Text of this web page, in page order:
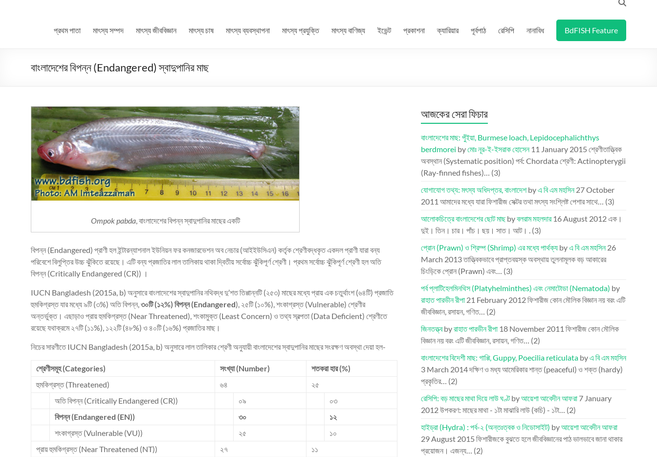
প্রথম পাতা মাৎস্য সম্পদ মাৎস্য জীববিজ্ঞান মাৎস্য চাষ মাৎস্য ব্যবস্থাপনা মাৎস্য প্রযুক্তি মাৎস্য বাণিজ্য ইভেন্ট প্রকাশনা ক্যারিয়ার পূর্বপাঠ রেসিপি নানাবিধ BdFISH Feature
বাংলাদেশের বিপন্ন (Endangered) স্বাদুপানির মাছ
Ompok pabda, বাংলাদেশের বিপন্ন স্বাদুপানির মাছের একটি
বিপন্ন (Endangered) প্রাণী হল ইন্টারন্যাশনাল ইউনিয়ন ফর কনজারভেশন অব নেচার (আইইউসিএন) কর্তৃক শ্রেণীবদ্ধকৃত একদল প্রাণী যারা বন্য
পরিবেশে বিলুপ্তির উচ্চ ঝুঁকিতে রয়েছে। এটি বন্য প্রজাতির লাল তালিকায় থাকা দ্বিতীয় সর্বোচ্চ ঝুঁকিপূর্ণ শ্রেণী। প্রথম সর্বোচ্চ ঝুঁকিপূর্ণ শ্রেণী হল অতি
বিপন্ন (Critically Endangered (CR)) ।
IUCN Bangladesh (2015a, b) অনুসারে বাংলাদেশের স্বাদুপানির নথিবদ্ধ দু’শত তিপ্পান্নটি (২৫৩) মাছের মধ্যে প্রায় এক চতুর্থাংশ (৬৪টি) প্রজাতি
হুমকিগ্রস্ত যার মধ্যে ৯টি (৩%) অতি বিপন্ন,৩০টি (১২%) বিপন্ন (Endangered), ২৫টি (১০%), শংকাগ্রস্ত (Vulnerable) শ্রেণীর
অন্তর্ভুক্ত। এছাড়াও প্রায় হুমকিগ্রস্ত (Near Threatened), শংকামুক্ত (Least Concern) ও তথ্য স্বল্পতা (Data Deficient) শ্রেণীতে
রয়েছে যথাক্রমে ২৭টি (১১%), ১২২টি (৪৮%) ও ৪০টি (১৬%) প্রজাতির মাছ।
নিচের সারণীতে IUCN Bangladesh (2015a, b) অনুসারে লাল তালিকার শ্রেণী অনুযায়ী বাংলাদেশের স্বাদুপানির মাছের সংরক্ষণ অবস্থা দেয়া হল-
শ্রেণীসমূহ (Categories) সংখ্যা (Number)
শতকরা হার (%)
হুমকিগ্রস্ত (Threatened)
৬৪
২৫
অতি বিপন্ন (Critically Endangered (CR))
০৯
০৩
বিপন্ন (Endangered (EN))
৩০
১২
শংকাগ্রস্ত (Vulnerable (VU))
২৫
১০
প্রায় হুমকিগ্রস্ত (Near Threatened (NT))
২৭
১১
আজকের সেরা ফিচার
বাংলাদেশের মাছ: পুঁইয়া, Burmese loach, Lepidocephalichthys
berdmorei byমোঃ নূর-ই-ইসরাক হোসেন 11 January 2015 শ্রেণীতাত্ত্বিক
অবস্থান (Systematic position) পর্ব: Chordata শ্রেণী: Actinopterygii
(Ray-finned fishes)… (3)
যোগাযোগ তথ্য: মৎস্য অধিদপ্তর, বাংলাদেশbyএ বি এম মহসিন 27 October
2011 আমাদের মধ্যে যারা ফিশারীজ সেক্টর তথা মৎস্য সংশ্লিষ্ট পেশার সাথে… (3)
আলোকচিত্রে বাংলাদেশের ছোট মাছbyবলরাম মহলদার 16 August 2012এক।
দুই। তিন। চার। পাঁচ। ছয়। সাত। আট। . (3)
প্রোন (Prawn) ও শ্রিম্প (Shrimp) এর মধ্যে পার্থক্য byএ বি এম মহসিন 26
March 2013তাত্ত্বিকভাবে প্রাপ্তবয়স্ক অবস্থায় তুলনামূলক বড় আকারের
চিংড়িকে প্রোন (Prawn) এবং… (3)
পর্ব প্লাটিহেলমিনথিস (Platyhelminthes) এবং নেমাটোডা (Nematoda) by
রাহাত পারভীন রীপা 21 February 2012ফিশারীজ কোন মৌলিক বিজ্ঞান নয় বরং এটি
জীববিজ্ঞান, রসায়ন, গণিত… (2)
জিনতত্ত্বbyরাহাত পারভীন রীপা 18 November 2011 ফিশারীজ কোন মৌলিক
বিজ্ঞান নয় বরং এটি জীববিজ্ঞান, রসায়ন, গণিত… (2)
বাংলাদেশের বিদেশী মাছ: গাপ্পি, Guppy, Poecilia reticulata byএ বি এম মহসিন
3 March 2014দক্ষিণ ও মধ্য আমেরিকার শান্ত (peaceful) ও শক্ত (hardy)
প্রকৃতির… (2)
রেসিপি: বড় মাছের মাথা দিয়ে লাউ ঘণ্টbyআয়েশা আবেদীন আফরা 7 January
2012উপকরণ: মাছের মাথা - ১টা মাঝারি লাউ (কচি) - ১টা… (2)
হাইড্রা (Hydra) : পর্ব-২ (অন্তঃত্বক ও নিডোসাইট) byআয়েশা আবেদীন আফরা
29 August 2015 ফিশারীজকে বুঝতে হলে জীববিজ্ঞানের পাঠ ভালভাবে জানা থাকার
প্রয়োজন। এজন্য… (2)